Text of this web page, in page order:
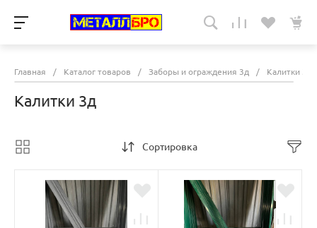
Главная / Каталог товаров / Заборы и ограждения 3д / Калитки 3д
Калитки 3д
Сортировка